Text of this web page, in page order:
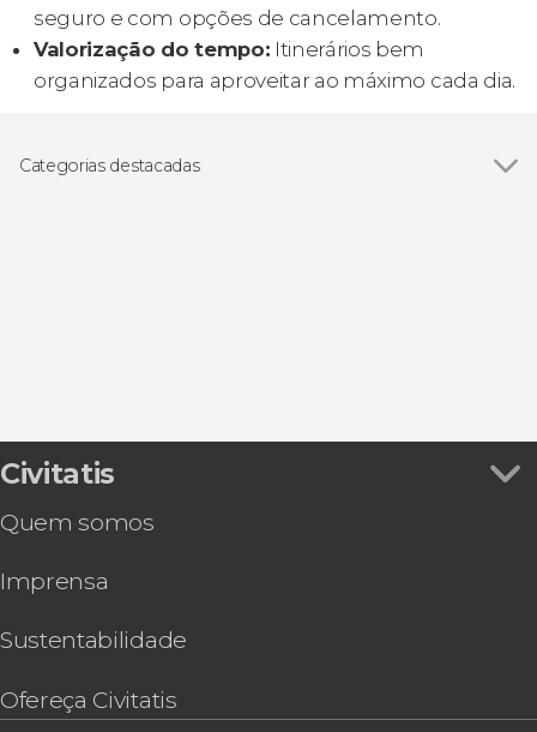
seguro e com opções de cancelamento.
Valorização do tempo: Itinerários bem
organizados para aproveitar ao máximo cada dia.
Categorias destacadas
Civitatis
Quem somos
Imprensa
Sustentabilidade
Ofereça Civitatis